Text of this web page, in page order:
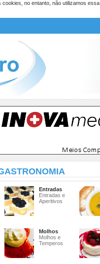
cookies, no entanto, não utilizamos
Entradas
Entradas e
Aperitivos
Molhos
Molhos e
Temperos